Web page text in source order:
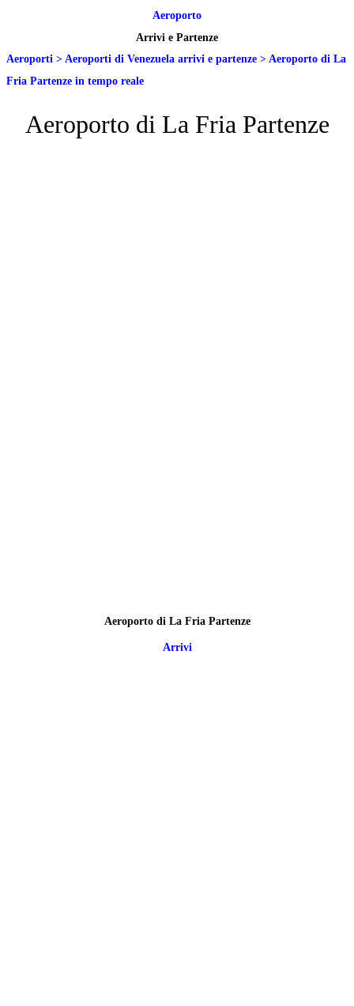
Aeroporto
Arrivi e Partenze
Aeroporti > Aeroporti di Venezuela arrivi e partenze > Aeroporto di La
Fria Partenze in tempo reale
Aeroporto di La Fria Partenze
Aeroporto di La Fria Partenze
Arrivi